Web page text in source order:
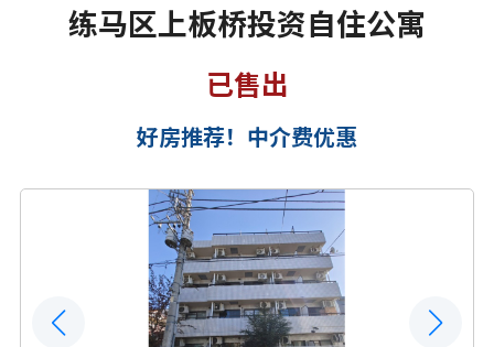
练马区上板桥投资自住公寓
已售出
好房推荐！中介费优惠